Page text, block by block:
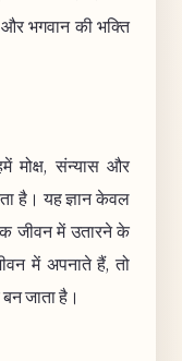
भगवान की भक्ति
मोक्ष, संन्यास और
है। यह ज्ञान केवल
जीवन में उतारने के
में अपनाते हैं, तो
जाता है।